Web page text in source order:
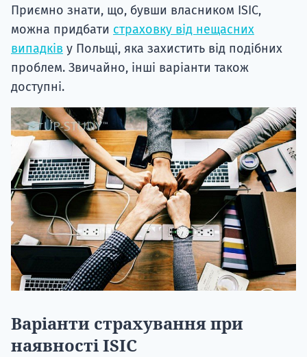
Приємно знати, що, бувши власником ISIC,
можна придбати страховку від нещасних
випадків у Польщі, яка захистить від подібних
проблем. Звичайно, інші варіанти також
доступні.
Варіанти страхування при
наявності ISIC